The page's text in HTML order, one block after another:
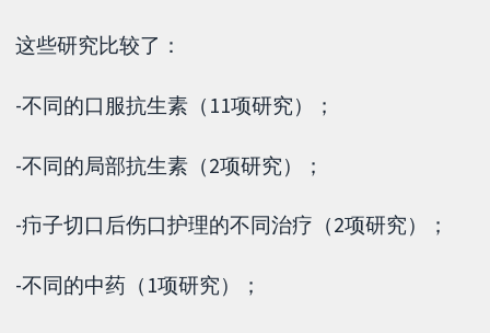
这些研究比较了：
-不同的口服抗生素（11项研究）；
-不同的局部抗生素（2项研究）；
-疖子切口后伤口护理的不同治疗（2项研究）；
-不同的中药（1项研究）；